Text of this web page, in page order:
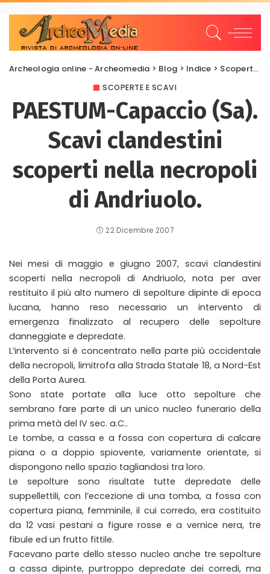
Archeologia online - Archeomedia > Blog > Indice > Scoperte e scavi
SCOPERTE E SCAVI
PAESTUM-Capaccio (Sa).
Scavi clandestini
scoperti nella necropoli
di Andriuolo.
22 Dicembre 2007
Nei mesi di maggio e giugno 2007, scavi clandestini
scoperti nella necropoli di Andriuolo, nota per aver
restituito il più alto numero di sepolture dipinte di epoca
lucana, hanno reso necessario un intervento di
emergenza finalizzato al recupero delle sepolture
danneggiate e depredate.
L’intervento si è concentrato nella parte più occidentale
della necropoli, limitrofa alla Strada Statale 18, a Nord-Est
della Porta Aurea.
Sono state portate alla luce otto sepolture che
sembrano fare parte di un unico nucleo funerario della
prima metà del IV sec. a.C..
Le tombe, a cassa e a fossa con copertura di calcare
piana o a doppio spiovente, variamente orientate, si
dispongono nello spazio tagliandosi tra loro.
Le sepolture sono risultate tutte depredate delle
suppellettili, con l’eccezione di una tomba, a fossa con
copertura piana, femminile, il cui corredo, era costituito
da 12 vasi pestani a figure rosse e a vernice nera, tre
fibule ed un frutto fittile.
Facevano parte dello stesso nucleo anche tre sepolture
a cassa dipinte, purtroppo depredate dei corredi, ma